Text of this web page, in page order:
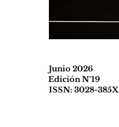
Junio 2026
Edición N°19
ISSN: 3028-385X